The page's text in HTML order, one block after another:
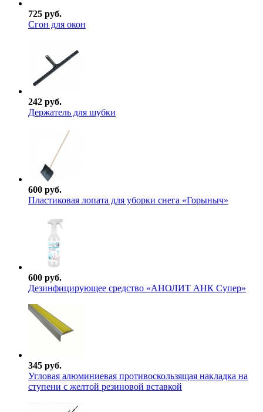
725 руб.
Сгон для окон
242 руб.
Держатель для шубки
600 руб.
Пластиковая лопата для уборки снега «Горыныч»
600 руб.
Дезинфицирующее средство «АНОЛИТ АНК Супер»
345 руб.
Угловая алюминиевая противоскользящая накладка на
ступени с желтой резиновой вставкой